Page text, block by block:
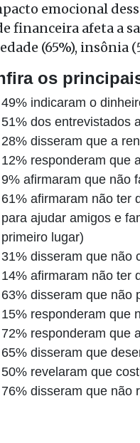
emocional
financeira afeta a
(65%), insônia
os
49% indicaram o
51% dos entrevistados
28% disseram que a
12% responderam que
9% afirmaram que não
61% afirmaram não ter
para ajudar amigos e
primeiro lugar)
31% disseram que não
14% afirmaram não ter
63% disseram que não
15% responderam que
72% responderam que
65% disseram que
50% revelaram que
76% disseram que não